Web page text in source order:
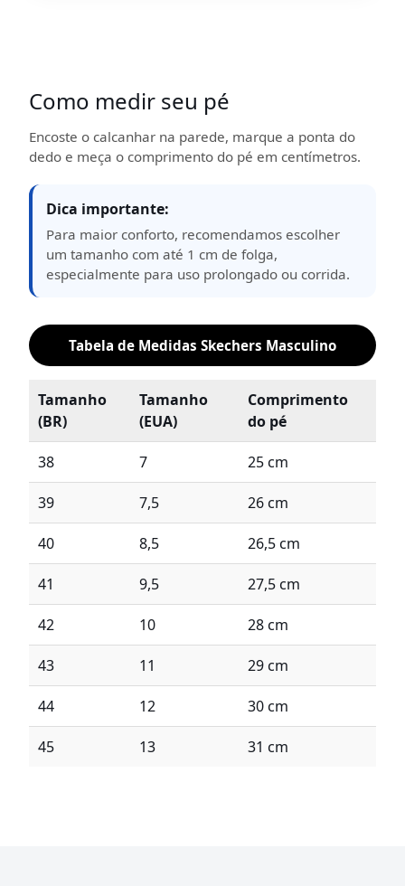
Como medir seu pé
Encoste o calcanhar na parede, marque a ponta do
dedo e meça o comprimento do pé em centímetros.
Dica importante:
Para maior conforto, recomendamos escolher
um tamanho com até 1 cm de folga,
especialmente para uso prolongado ou corrida.
Tabela de Medidas Skechers Masculino
Tamanho
(BR)
Tamanho
(EUA)
Comprimento
do pé
38 7 25 cm
39 7,5 26 cm
40 8,5 26,5 cm
41 9,5 27,5 cm
42 10 28 cm
43 11 29 cm
44 12 30 cm
45 13 31 cm